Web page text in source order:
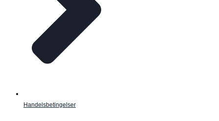
Handelsbetingelser